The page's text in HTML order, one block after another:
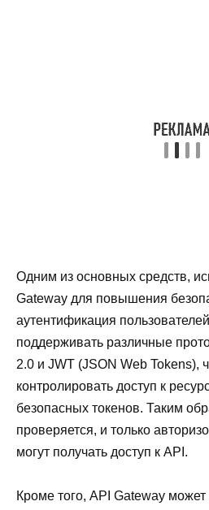
Одним из основных средств,
Gateway для повышения
аутентификация
поддерживать различные
2.0 и JWT (JSON Web Tokens),
контролировать доступ к
безопасных токенов. Таким
проверяется, и только
могут получать доступ к API.
Кроме того, API Gateway